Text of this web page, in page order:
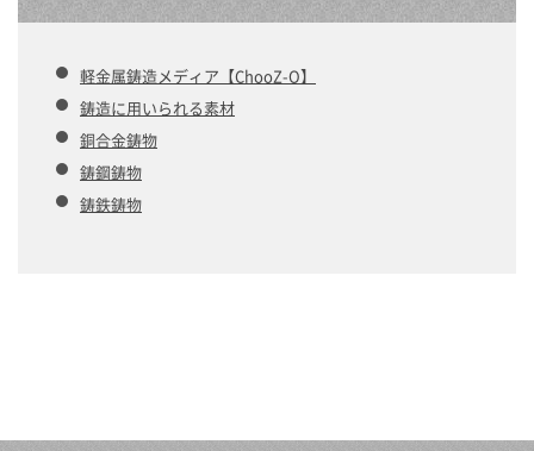
軽金属鋳造メディア【ChooZ-O】
鋳造に用いられる素材
銅合金鋳物
鋳鋼鋳物
鋳鉄鋳物